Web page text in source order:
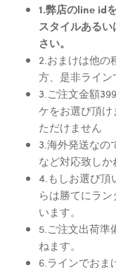
1.弊店のline id
スタイルある
さい。
2.おまけは他の
方、是非ライン
3.ご注文金額
ケをお選び頂
ただけません
3.海外発送なの
など対応致しか
4.もしお選び頂
らは勝てにラ
います。
5.ご注文出荷準
ねます。
6.ラインでおま